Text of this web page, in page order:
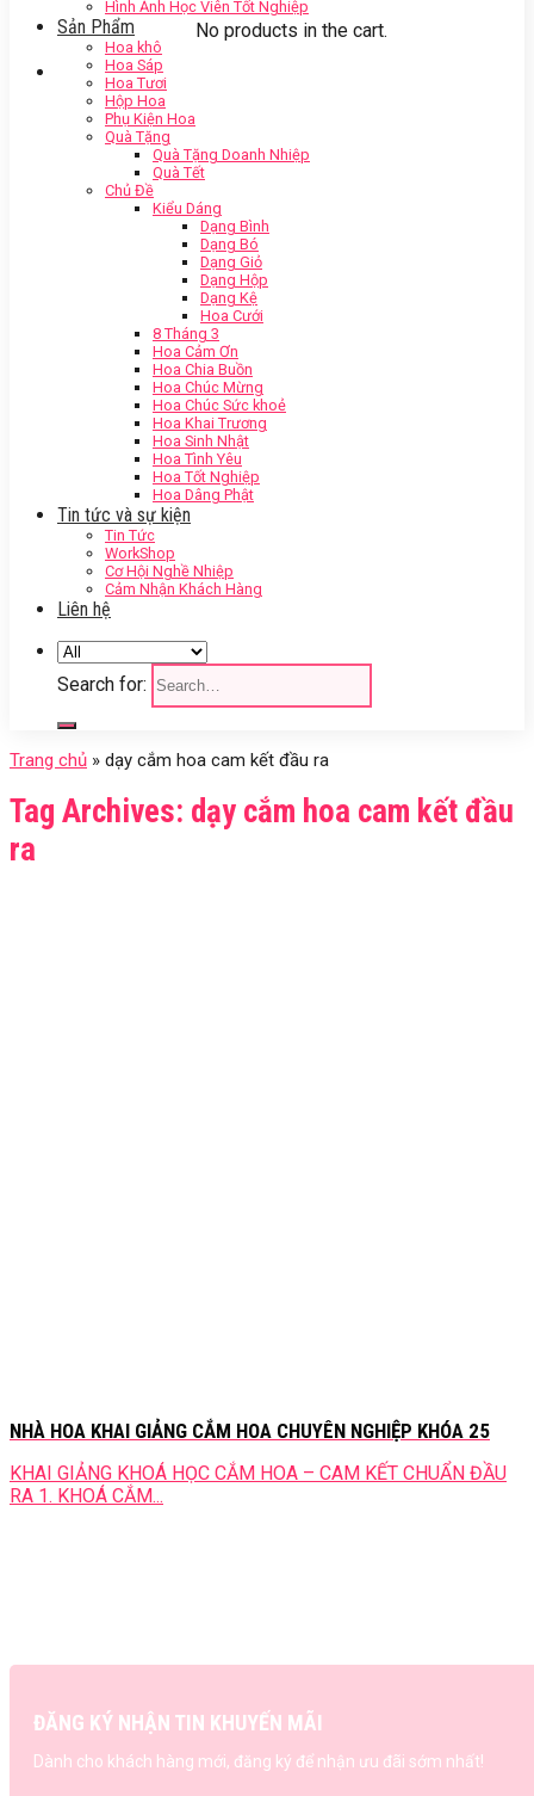
No products in the cart.
Hình Ảnh Học Viên Tốt Nghiệp
Sản Phẩm
Hoa khô
Hoa Sáp
Hoa Tươi
Hộp Hoa
Phụ Kiện Hoa
Quà Tặng
Quà Tặng Doanh Nhiệp
Quà Tết
Chủ Đề
Kiểu Dáng
Dạng Bình
Dạng Bó
Dạng Giỏ
Dạng Hộp
Dạng Kệ
Hoa Cưới
8 Tháng 3
Hoa Cảm Ơn
Hoa Chia Buồn
Hoa Chúc Mừng
Hoa Chúc Sức khoẻ
Hoa Khai Trương
Hoa Sinh Nhật
Hoa Tình Yêu
Hoa Tốt Nghiệp
Hoa Dâng Phật
Tin tức và sự kiện
Tin Tức
WorkShop
Cơ Hội Nghề Nhiệp
Cảm Nhận Khách Hàng
Liên hệ
Search for:
Trang chủ » dạy cắm hoa cam kết đầu ra
Tag Archives: dạy cắm hoa cam kết đầu
ra
NHÀ HOA KHAI GIẢNG CẮM HOA CHUYÊN NGHIỆP KHÓA 25
KHAI GIẢNG KHOÁ HỌC CẮM HOA – CAM KẾT CHUẨN ĐẦU
RA 1. KHOÁ CẮM...
ĐĂNG KÝ NHẬN TIN KHUYẾN MÃI
Dành cho khách hàng mới, đăng ký để nhận ưu đãi sớm nhất!